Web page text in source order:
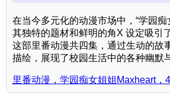
在当今多元化的动漫市场中，“学园痴
其独特的题材和鲜明的角X 设定吸引
这部里番动漫共四集，通过生动的故
描绘，展现了校园生活中的各种幽默
里番动漫，学园痴女姐姐Maxheart，